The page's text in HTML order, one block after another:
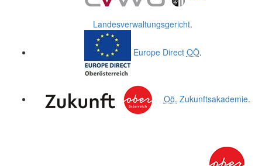
Landesverwaltungsgericht.
Europe Direct OÖ.
Oö. Zukunftsakademie.